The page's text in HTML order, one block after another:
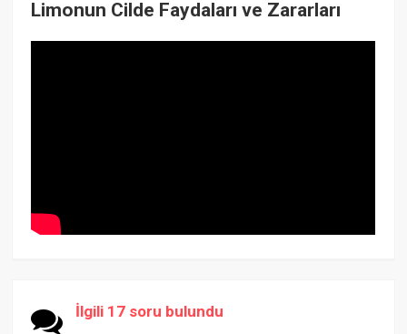
Limonun Cilde Faydaları ve Zararları
İlgili 17 soru bulundu